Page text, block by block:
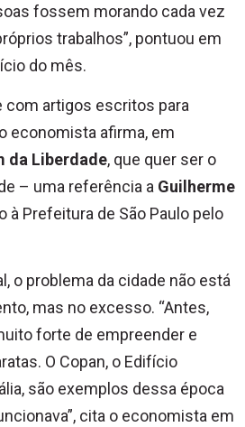
fossem morando cada vez
trabalhos”, pontuou em
do mês.
com artigos escritos para
economista afirma, em
da Liberdade, que quer ser o
– uma referência a Guilherme
à Prefeitura de São Paulo pelo
o problema da cidade não está
mas no excesso. “Antes,
forte de empreender e
O Copan, o Edifício
são exemplos dessa época
cita o economista em